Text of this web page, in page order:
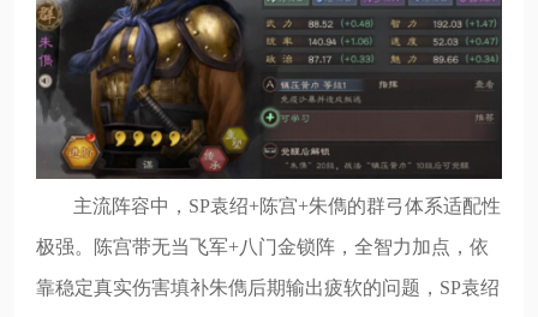
主流阵容中，SP袁绍+陈宫+朱儁的群弓体系适配性
极强。陈宫带无当飞军+八门金锁阵，全智力加点，依
靠稳定真实伤害填补朱儁后期输出疲软的问题，SP袁绍